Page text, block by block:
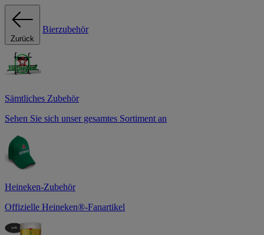
Zurück
Bierzubehör
Sämtliches Zubehör
Sehen Sie sich unser gesamtes Sortiment an
Heineken-Zubehör
Offizielle Heineken®-Fanartikel